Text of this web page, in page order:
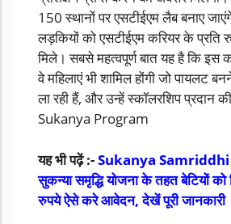
150 स्थानों पर एसटीईएम लैब बनाए
लड़कियों को एसटीईएम करियर के प्रति
मिले। सबसे महत्वपूर्ण बात यह है कि इस
वे महिलाएं भी शामिल होंगी जो पायलट
ला रही हैं, और उन्हें स्कॉलरशिप प्रदान
Sukanya Program
यह भी पढ़ें :-Sukanya
सुकन्या समृद्धि योजना के तहत बेटियों
रुपये ऐसे करे आवेदन, देखें पूरी जानकारी